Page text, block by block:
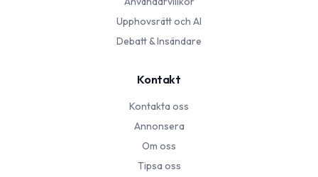
Upphovsrätt och AI
Debatt & Insändare
Kontakt
Kontakta oss
Annonsera
Om oss
Tipsa oss